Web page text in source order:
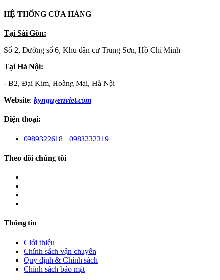
HỆ THỐNG CỬA HÀNG
Tại Sài Gòn:
Số 2, Đường số 6, Khu dân cư Trung Sơn, Hồ Chí Minh
Tại Hà Nội:
- B2, Đại Kim, Hoàng Mai, Hà Nội
Website: kynguyenviet.com
Điện thoại:
0989322618 - 0983232319
Theo dõi chúng tôi
Thông tin
Giới thiệu
Chính sách vận chuyển
Quy định & Chính sách
Chính sách bảo mật